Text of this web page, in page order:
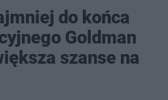
do końca
Goldman
szanse na